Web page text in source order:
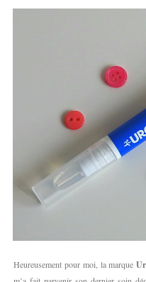
Heureusement pour moi, la marque